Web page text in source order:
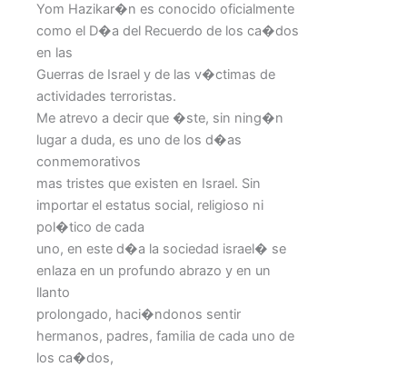
Yom Hazikar�n es conocido oficialmente
como el D�a del Recuerdo de los ca�dos
en las
Guerras de Israel y de las v�ctimas de
actividades terroristas.
Me atrevo a decir que �ste, sin ning�n
lugar a duda, es uno de los d�as
conmemorativos
mas tristes que existen en Israel. Sin
importar el estatus social, religioso ni
pol�tico de cada
uno, en este d�a la sociedad israel� se
enlaza en un profundo abrazo y en un
llanto
prolongado, haci�ndonos sentir
hermanos, padres, familia de cada uno de
los ca�dos,